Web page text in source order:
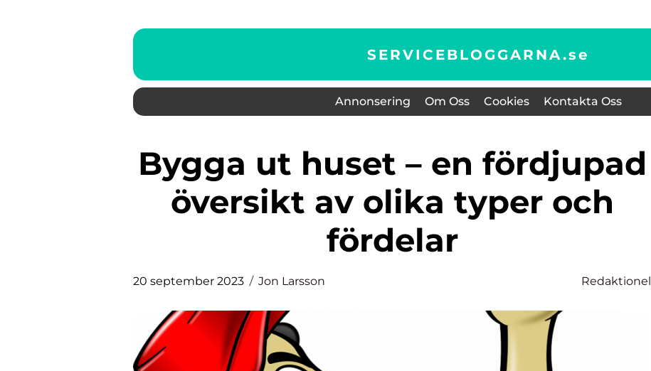
SERVICEBLOGGARNA.se
Annonsering Om Oss Cookies Kontakta Oss
Bygga ut huset – en fördjupad
översikt av olika typer och
fördelar
20 september 2023 Jon Larsson Redaktionel